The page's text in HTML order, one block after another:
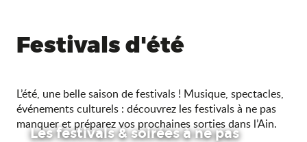
Festivals d'été
L’été, une belle saison de festivals ! Musique, spectacles,
événements culturels : découvrez les festivals à ne pas
manquer et préparez vos prochaines sorties dans l’Ain.
Les festivals & soirées à ne pas